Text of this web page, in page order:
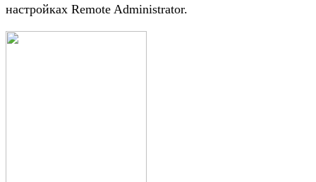
настройках Remote Administrator.